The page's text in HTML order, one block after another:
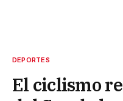
DEPORTES
El ciclismo